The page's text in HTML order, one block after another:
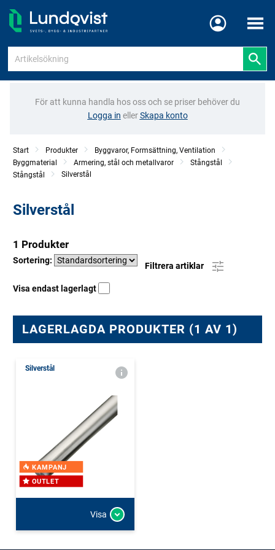
Meny
För att kunna handla hos oss och se priser behöver du
Logga in ellerSkapa konto
Start Produkter
Byggvaror, Formsättning, Ventilation
Byggmaterial
Armering, stål och metallvaror
Stångstål
Stångstål
Silverstål
Silverstål
1 Produkter
Sortering:
Filtrera artiklar
Visa endast lagerlagt
LAGERLAGDA PRODUKTER (1 AV 1)
Silverstål
KAMPANJ
OUTLET
Visa